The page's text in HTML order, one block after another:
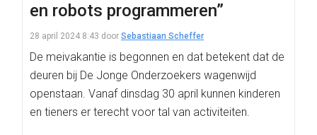
en robots programmeren”
28 april 2024 8:43 door Sebastiaan Scheffer
De meivakantie is begonnen en dat betekent dat de
deuren bij De Jonge Onderzoekers wagenwijd
openstaan. Vanaf dinsdag 30 april kunnen kinderen
en tieners er terecht voor tal van activiteiten.